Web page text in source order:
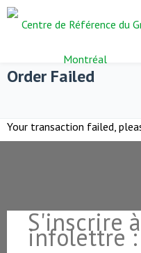
Order Failed
Your transaction failed,
S'inscrire
infolettre :